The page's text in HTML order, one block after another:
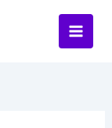
Main